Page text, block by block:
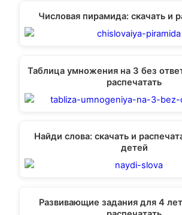
Числовая пирамида: скачать и
Таблица умножения на 3 без
распечатать
Найди слова: скачать и
детей
Развивающие задания для 4